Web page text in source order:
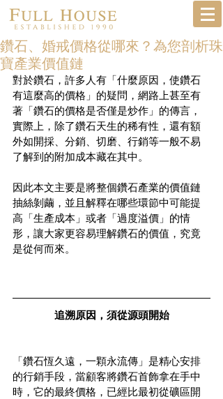
鑽石、婚戒價格從哪來？為您剖析珠
寶產業價值鏈
對於鑽石，許多人有「什麼原因，使鑽石
有這麼高的價格」的疑問，網路上甚至有
著「鑽石的價格是否僅是炒作」的傳言，
實際上，除了鑽石天生的稀有性，還有額
外如開採、分銷、切磨、行銷等一般不易
了解到的附加成本藏在其中。
因此本文主要是將整個鑽石產業的價值鏈
抽絲剝繭，並且解釋在哪些環節中可能提
高「生產成本」或者「過度溢價」的情
形，讓大家更容易理解鑽石的價值，究竟
是從何而來。
追溯原因，須從源頭開始
「鑽石恆久遠，一顆永流傳」是精心安排
的行銷手段，當顧客將鑽石首飾拿在手中
時，它的最終價格，已經比最初從礦區開